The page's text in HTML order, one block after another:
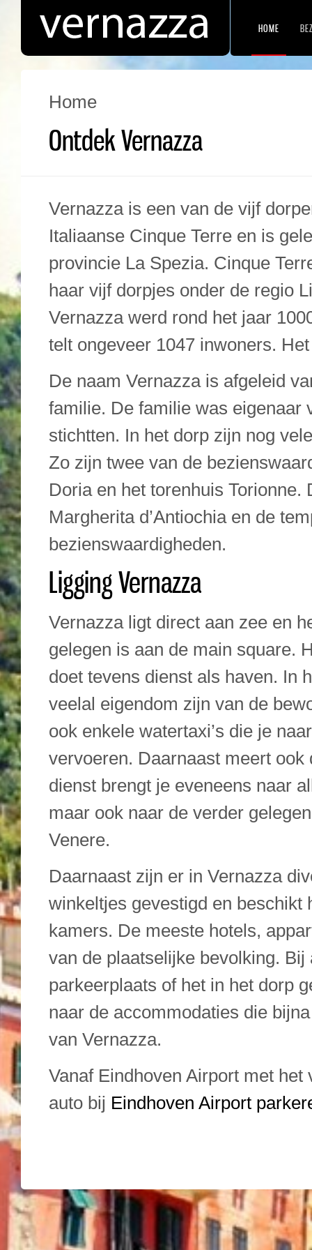
HOME
Home
Ontdek Vernazza
Vernazza is een van de vijf
Italiaanse Cinque Terre en is
provincie La Spezia. Cinque
haar vijf dorpjes onder de regio
Vernazza werd rond het jaar
telt ongeveer 1047 inwoners.
De naam Vernazza is afgeleid
familie. De familie was eigenaar
stichtten. In het dorp zijn nog
Zo zijn twee van de
Doria en het torenhuis
Margherita d’Antiochia en de
bezienswaardigheden.
Ligging Vernazza
Vernazza ligt direct aan zee en
gelegen is aan de main square.
doet tevens dienst als haven. In
veelal eigendom zijn van de
ook enkele watertaxi’s die je
vervoeren. Daarnaast meert
dienst brengt je eveneens naar
maar ook naar de verder
Venere.
Daarnaast zijn er in Vernazza
winkeltjes gevestigd en beschikt
kamers. De meeste hotels,
van de plaatselijke bevolking.
parkeerplaats of het in het dorp
naar de accommodaties die
van Vernazza.
Vanaf Eindhoven Airport met
auto bij Eindhoven Airport